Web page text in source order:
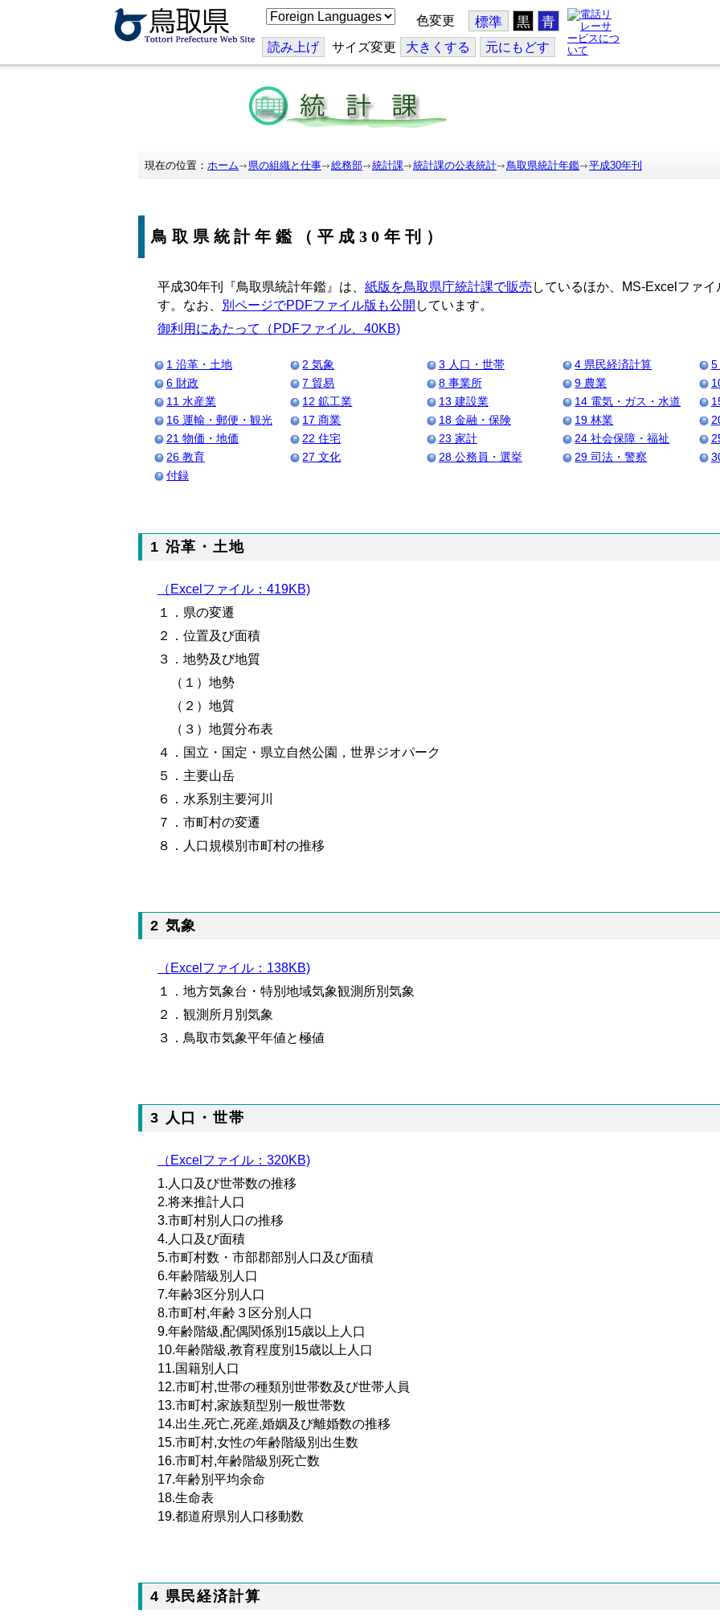
こ
の
ジ
を
訳
す
る
色変更 標準 黒 青
読み上げ サイズ変更 大きくする 元にもどす
現在の位置： ホーム 県の組織と仕事 総務部 統計課 統計課の公表統計 鳥取県統計年鑑 平成30年刊
鳥取県統計年鑑（平成30年刊）
平成30年刊『鳥取県統計年鑑』は、 紙版を鳥取県庁統計課で販売 しているほか、MS-Excelファ
す。なお、
別ページでPDFファイル版も公開 しています。
御利用にあたって（PDFファイル、40KB)
1 沿革・土地 2 気象 3 人口・世帯 4 県民経済計算
5
6 財政
7 貿易 8 事業所 9 農業
11 水産業
12 鉱工業 13 建設業 14 電気・ガス・水道
16 運輸・郵便・観光
17 商業 18 金融・保険 19 林業
21 物価・地価
22 住宅 23 家計 24 社会保障・福祉
26 教育
27 文化 28 公務員・選挙 29 司法・警察
付録
1 沿革・土地
（Excelファイル：419KB)
１．県の変遷
２．位置及び面積
３．地勢及び地質
（１）地勢
（２）地質
（３）地質分布表
４．国立・国定・県立自然公園，世界ジオパーク
５
．主要山岳
６．水系別主要河川
７．市町村の変遷
８．人口規模別市町村の推移
2 気象
（Excelファイル：138KB)
１．地方気象台・特別地域気象観測所別気象
２．観測所月別気象
３．鳥取市気象平年値と極値
3 人口・世帯
（Excelファイル：320KB)
1.人口及び世帯数の推移
2.将来推計人口
3.市町村別人口の推移
4.人口及び面積
5.市町村数・市部郡部別人口及び面積
6.年齢階級別人口
7.年齢3区分別人口
8.市町村,年齢３区分別人口
9.年齢階級,配偶関係別15歳以上人口
10.年齢階級,教育程度別15歳以上人口
11.国籍別人口
12.市町村,世帯の種類別世帯数及び世帯人員
13.市町村,家族類型別一般世帯数
14.出生,死亡,死産,婚姻及び離婚数の推移
15.市町村,女性の年齢階級別出生数
16.市町村,年齢階級別死亡数
17.年齢別平均余命
18.生命表
19.都道府県別人口移動数
4 県民経済計算